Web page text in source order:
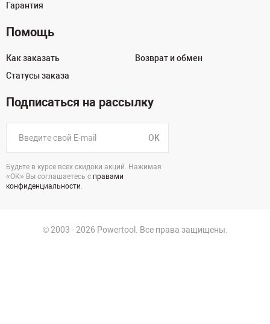
Гарантия
Помощь
Как заказать
Статусы заказа
Возврат и обмен
Подписаться на рассылку
OK
Будьте в курсе всех скидоки акций. Нажимая
«ОК» Вы соглашаетесь с правами
конфиденциальности.
© 2003 - 2026 Powertool. Все права защищены.